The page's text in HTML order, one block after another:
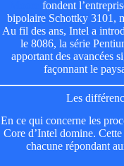
fondent
bipolaire Schottky 3101,
Au fil des ans, Intel a
le 8086, la série
apportant des avancées
façonnant le
Les
En ce qui concerne les
Core d’Intel domine.
chacune répondant